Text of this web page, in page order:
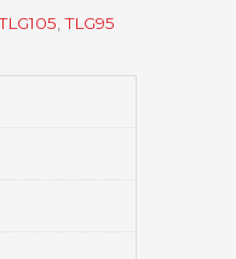
TLG105 ,TLG95